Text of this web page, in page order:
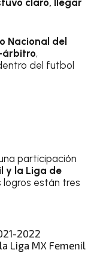
Nacional del
árbitro,
del futbol
participación
y la Liga de
logros están tres
2022
Liga MX Femenil